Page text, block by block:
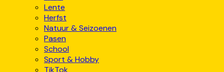
Lente
Herfst
Natuur & Seizoenen
Pasen
School
Sport & Hobby
TikTok